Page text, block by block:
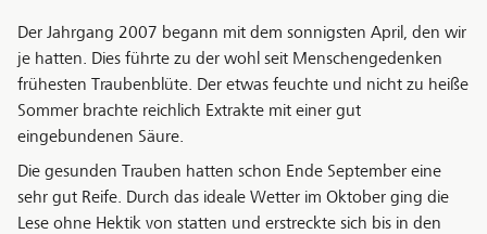
Der Jahrgang 2007 begann mit dem sonnigsten April, den wir
je hatten. Dies führte zu der wohl seit Menschengedenken
frühesten Traubenblüte. Der etwas feuchte und nicht zu heiße
Sommer brachte reichlich Extrakte mit einer gut
eingebundenen Säure.
Die gesunden Trauben hatten schon Ende September eine
sehr gut Reife. Durch das ideale Wetter im Oktober ging die
Lese ohne Hektik von statten und erstreckte sich bis in den